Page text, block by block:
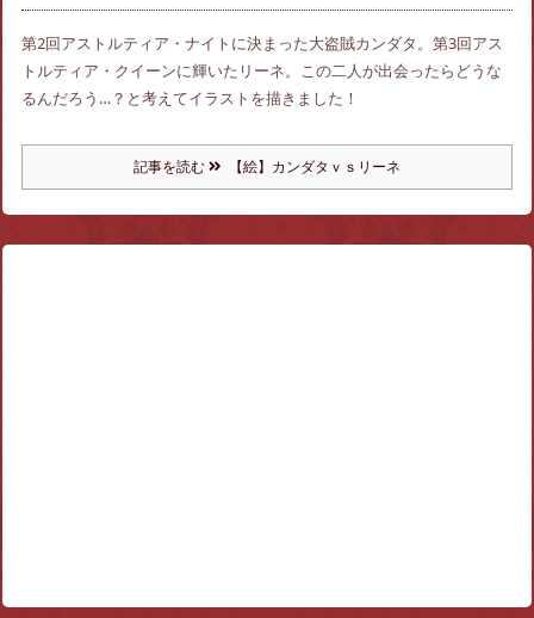
第2回アストルティア・ナイトに決まった大盗賊カンダタ。第3回アス
トルティア・クイーンに輝いたリーネ。この二人が出会ったらどうな
るんだろう…？と考えてイラストを描きました！
記事を読む 【絵】カンダタｖｓリーネ